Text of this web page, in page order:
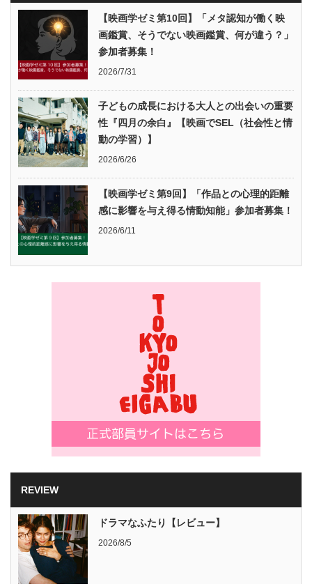
【映画学ゼミ第10回】「メタ認知が働く映
画鑑賞、そうでない映画鑑賞、何が違う？」
参加者募集！
2026/7/31
子どもの成長における大人との出会いの重要
性『四月の余白』【映画でSEL（社会性と情
動の学習）】
2026/6/26
【映画学ゼミ第9回】「作品との心理的距離
感に影響を与え得る情動知能」参加者募集！
2026/6/11
REVIEW
ドラマなふたり【レビュー】
2026/8/5